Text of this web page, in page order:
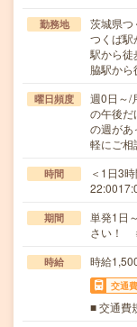
勤務地
茨城県つ
つくば駅
駅から徒
脇駅か
曜日頻度
週0日～/
の午後
の週があ
軽にご相
時間
＜1日3
期間
単発1日
さい！
時給 時給
交通費
■ 交通費